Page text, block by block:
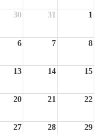
30 31 1
6 7 8
13 14 15
20 21 22
27 28 29